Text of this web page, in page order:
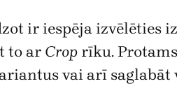
ir iespēja izvēlēties
to ar Crop rīku.
vai arī saglabāt